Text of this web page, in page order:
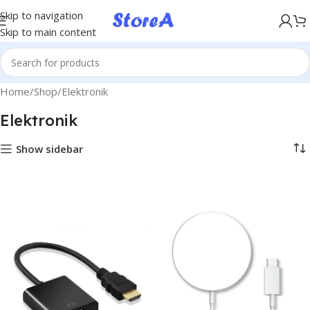
Skip to navigation
Skip to main content
KÖP NU, BETALA SENARE MED KLARNA
Home Shop Elektronik
Elektronik
Show sidebar